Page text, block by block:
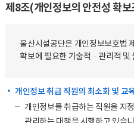
제8조(개인정보의 안전성 확
울산시설공단은 개인정보보호법
확보에 필요한 기술적·관리적 및
개인정보 취급 직원의 최소화 및 교
개인정보를 취급하는 직원을 지